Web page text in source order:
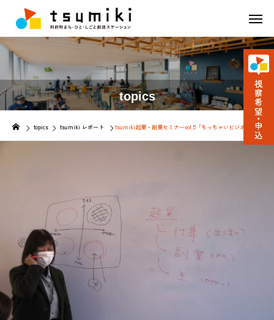
topics
topics tsumiki レポート tsumiki起業・創業セミナーvol.5「ちっちゃいビジネスが地域